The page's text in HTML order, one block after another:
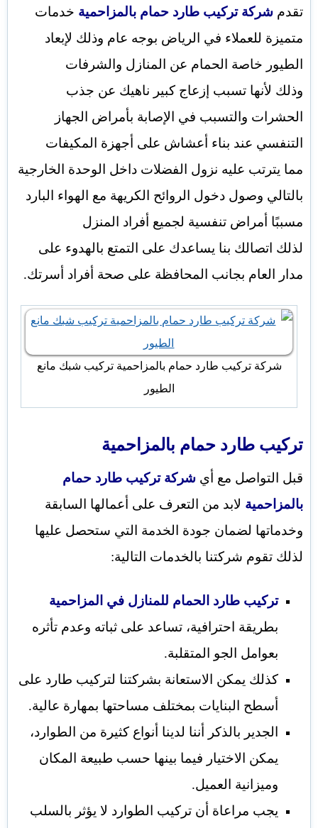
تقدم شركة تركيب طارد حمام بالمزاحمية خدمات
متميزة للعملاء في الرياض بوجه عام وذلك لإبعاد
الطيور خاصة الحمام عن المنازل والشرفات
وذلك لأنها تسبب إزعاج كبير ناهيك عن جذب
الحشرات والتسبب في الإصابة بأمراض الجهاز
التنفسي عند بناء أعشاش على أجهزة المكيفات
مما يترتب عليه نزول الفضلات داخل الوحدة الخارجية
بالتالي وصول دخول الروائح الكريهة مع الهواء البارد
مسببًا أمراض تنفسية لجميع أفراد المنزل
لذلك اتصالك بنا يساعدك على التمتع بالهدوء على
مدار العام بجانب المحافظة على صحة أفراد أسرتك.
شركة تركيب طارد حمام بالمزاحمية تركيب شبك مانع
الطيور
تركيب طارد حمام بالمزاحمية
قبل التواصل مع أي شركة تركيب طارد حمام
بالمزاحمية لابد من التعرف على أعمالها السابقة
وخدماتها لضمان جودة الخدمة التي ستحصل عليها
لذلك تقوم شركتنا بالخدمات التالية:
تركيب طارد الحمام للمنازل في المزاحمية
بطريقة احترافية، تساعد على ثباته وعدم تأثره
بعوامل الجو المتقلبة.
كذلك يمكن الاستعانة بشركتنا لتركيب طارد على
أسطح البنايات بمختلف مساحتها بمهارة عالية.
الجدير بالذكر أننا لدينا أنواع كثيرة من الطوارد،
يمكن الاختيار فيما بينها حسب طبيعة المكان
وميزانية العميل.
يجب مراعاة أن تركيب الطوارد لا يؤثر بالسلب